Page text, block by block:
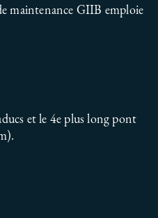
maintenance GIIB emploie
et le 4e plus long pont